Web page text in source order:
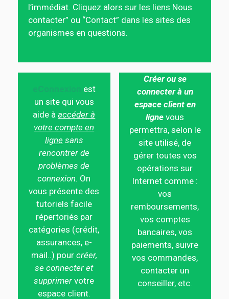
l’immédiat. Cliquez alors sur les liens Nous
contacter” ou “Contact” dans les sites des
organismes en questions.
est
un site qui vous
aide àaccéder à
votre compte en
ligne sans
rencontrer de
problèmes de
connexion. On
vous présente des
tutoriels facile
répertoriés par
catégories (crédit,
assurances, e-
mail..) pour créer,
se connecter et
supprimer votre
espace client.
Créer ou se
connecter à un
espace client en
ligne vous
permettra, selon le
site utilisé, de
gérer toutes vos
opérations sur
Internet comme :
vos
remboursements,
vos comptes
bancaires, vos
paiements, suivre
vos commandes,
contacter un
conseiller, etc.